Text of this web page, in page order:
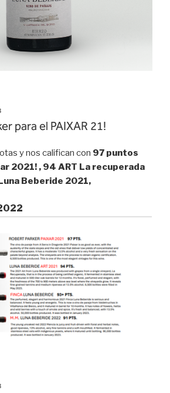
para el PAIXAR 21!
y nos califican con 97 puntos
2021! , 94 ART La recuperada
Beberide 2021,